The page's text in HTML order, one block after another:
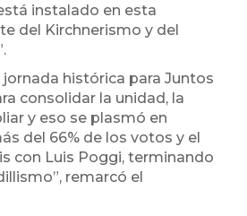
instalado en esta
del Kirchnerismo y del
histórica para Juntos
consolidar la unidad, la
y eso se plasmó en
del 66% de los votos y el
con Luis Poggi, terminando
remarcó el